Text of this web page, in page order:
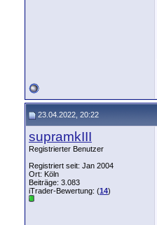
23.04.2022, 20:22
supramkIII
Registrierter Benutzer
Registriert seit: Jan 2004
Ort: Köln
Beiträge: 3.083
iTrader-Bewertung: (14)